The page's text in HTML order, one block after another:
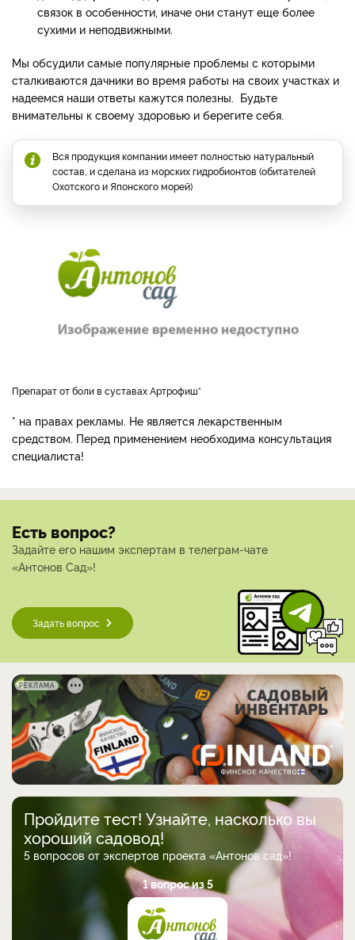
связок в особенности, иначе они станут еще более
сухими и неподвижными.
Мы обсудили самые популярные проблемы с которыми
сталкиваются дачники во время работы на своих участках и
надеемся наши ответы кажутся полезны. Будьте
внимательны к своему здоровью и берегите себя.
Вся продукция компании имеет полностью натуральный
состав, и сделана из морских гидробионтов (обитателей
Охотского и Японского морей)
препарат от боли в суставах Артрофиш*
* на правах рекламы. Не является лекарственным
средством. Перед применением необходима консультация
специалиста!
Есть вопрос?
Задайте его нашим экспертам в телеграм-чате
«Антонов Сад»!
Задать вопрос
РЕКЛАМА
Пройдите тест! Узнайте, насколько вы
хороший садовод!
5 вопросов от экспертов проекта «Антонов сад»!
1 вопрос из 5